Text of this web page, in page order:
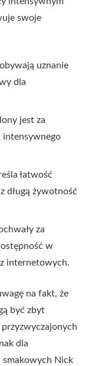
swoje
uznanie
dla
jest za
intensywnego
łatwość
długą żywotność
za
w
internetowych.
na fakt, że
być zbyt
przyzwyczajonych
dla
smakowych Nick